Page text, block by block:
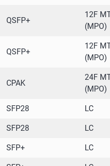
QSFP+
12F
(MPO)
QSFP+
12F
(MPO)
CPAK
24F
(MPO)
SFP28 LC
SFP28 LC
SFP+ LC